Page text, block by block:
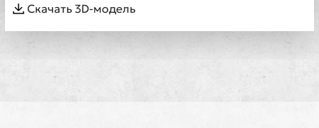
Скачать 3D-модель